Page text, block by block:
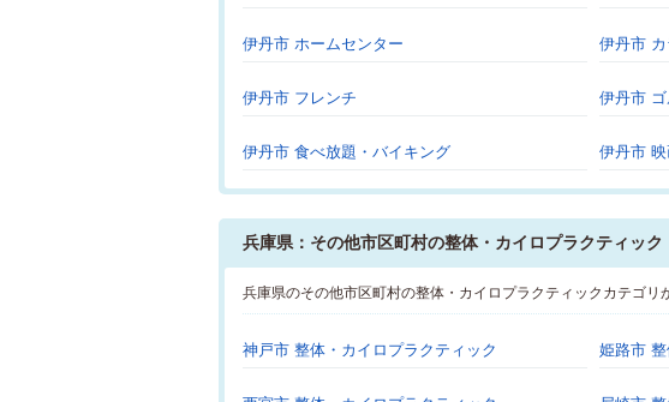
伊丹市 ホームセンター 伊丹市
伊丹市 フレンチ 伊丹市
伊丹市 食べ放題・バイキング 伊丹市
兵庫県：その他市区町村の整体・カイロプラクティック
兵庫県のその他市区町村の整体・カイロプラクティックカテゴリ
神戸市 整体・カイロプラクティック 姫路市